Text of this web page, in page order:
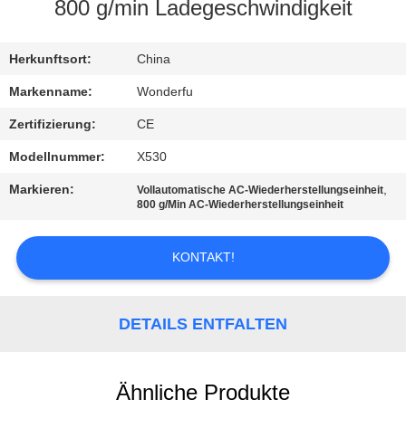
SIE
MIT
UNS
IN
VERBINDUNG
FORDERN
SIE
800 g/min Ladegeschwindigkeit
Herkunftsort: China
Markenname: Wonderfu
Zertifizierung: CE
Modellnummer: X530
Markieren: Vollautomatische AC-Wiederherstellungseinheit,
800 g/Min AC-Wiederherstellungseinheit
KONTAKT!
DETAILS ENTFALTEN
Ähnliche Produkte